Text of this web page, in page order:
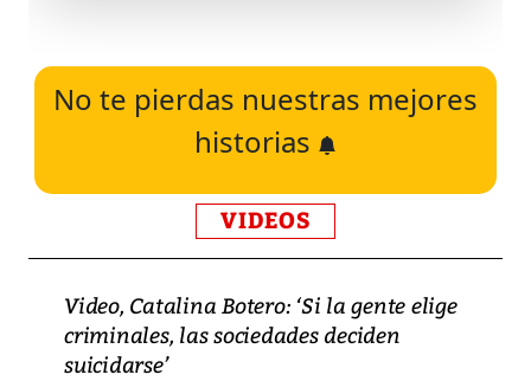
No te pierdas nuestras mejores
historias
VIDEOS
Video, Catalina Botero: ‘Si la gente elige
criminales, las sociedades deciden
suicidarse’